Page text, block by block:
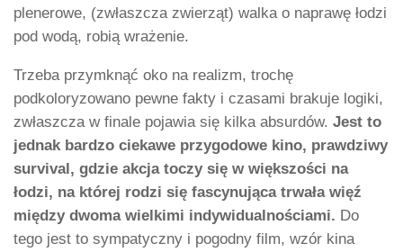
plenerowe, (zwłaszcza zwierząt) walka o naprawę łodzi
pod wodą, robią wrażenie.
Trzeba przymknąć oko na realizm, trochę
podkoloryzowano pewne fakty i czasami brakuje logiki,
zwłaszcza w finale pojawia się kilka absurdów. Jest to
jednak bardzo ciekawe przygodowe kino, prawdziwy
survival, gdzie akcja toczy się w większości na
łodzi, na której rodzi się fascynująca trwała więź
między dwoma wielkimi indywidualnościami. Do
tego jest to sympatyczny i pogodny film, wzór kina